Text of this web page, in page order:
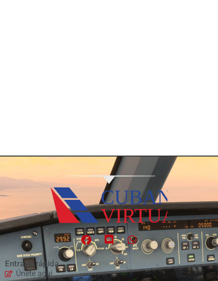
Entrada rápida
Únete aqui